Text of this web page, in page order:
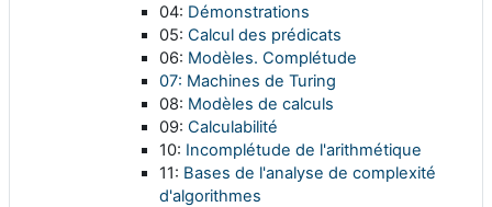
04: Démonstrations
05: Calcul des prédicats
06: Modèles. Complétude
07: Machines de Turing
08: Modèles de calculs
09: Calculabilité
10: Incomplétude de l'arithmétique
11: Bases de l'analyse de complexité
d'algorithmes